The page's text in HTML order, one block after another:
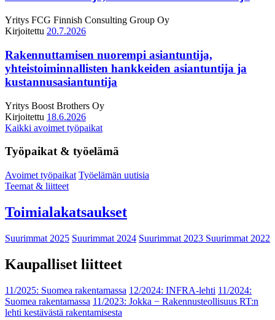
Yritys FCG Finnish Consulting Group Oy
Kirjoitettu 20.7.2026
Rakennuttamisen nuorempi asiantuntija,
yhteistoiminnallisten hankkeiden asiantuntija ja
kustannusasiantuntija
Yritys Boost Brothers Oy
Kirjoitettu 18.6.2026
Kaikki avoimet työpaikat
Työpaikat & työelämä
Avoimet työpaikat Työelämän uutisia
Teemat & liitteet
Toimialakatsaukset
Suurimmat 2025 Suurimmat 2024 Suurimmat 2023 Suurimmat 2022
Kaupalliset liitteet
11/2025: Suomea rakentamassa 12/2024: INFRA-lehti 11/2024:
Suomea rakentamassa 11/2023: Jokka − Rakennusteollisuus RT:n
lehti kestävästä rakentamisesta